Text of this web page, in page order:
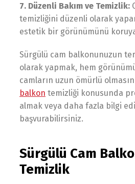
7. Düzenli Bakım ve Temizlik:
temizliğini düzenli olarak
estetik bir görünümünü
Sürgülü cam balkonunuzun
olarak yapmak, hem
camların uzun ömürlü
balkon temizliği konusunda
almak veya daha fazla bilgi
başvurabilirsiniz.
Sürgülü Cam
Temizlik